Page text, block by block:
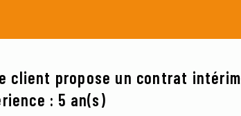
client propose un contrat
: 5 an(s)